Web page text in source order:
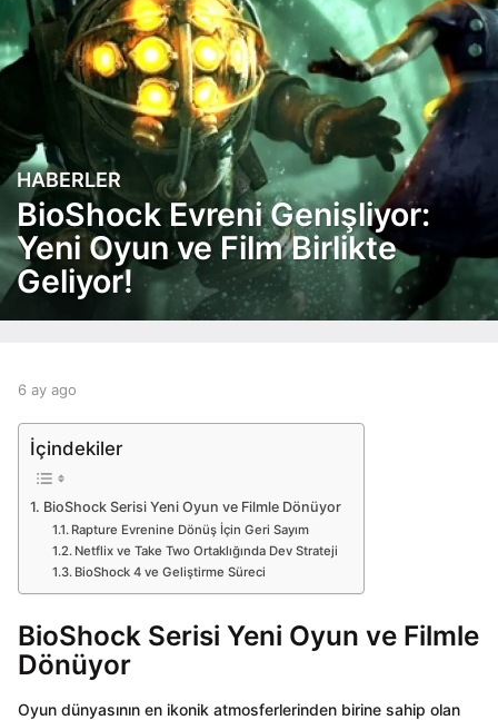
6
a
y
a
g
o
6
a
HABERLER
BioShock Evreni Genişliyor:
Yeni Oyun ve Film Birlikte
Geliyor!
b
a
6 ay ago
a
İçindekiler
BioShock Serisi Yeni Oyun ve Filmle Dönüyor
Rapture Evrenine Dönüş İçin Geri Sayım
Netflix ve Take Two Ortaklığında Dev Strateji
BioShock 4 ve Geliştirme Süreci
BioShock Serisi Yeni Oyun ve Filmle
Dönüyor
Oyun dünyasının en ikonik atmosferlerinden birine sahip olan